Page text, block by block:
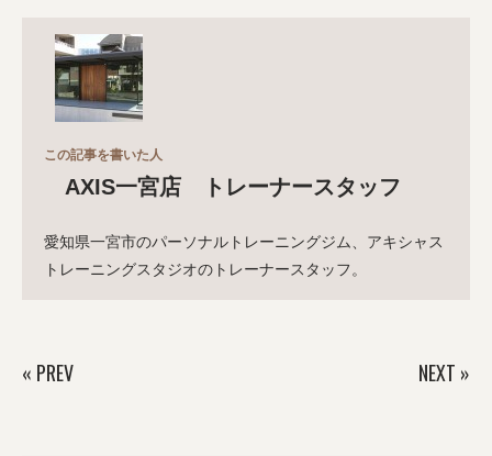
この記事を書いた人
AXIS一宮店 トレーナースタッフ
愛知県一宮市のパーソナルトレーニングジム、アキシャス
トレーニングスタジオのトレーナースタッフ。
« PREV NEXT »